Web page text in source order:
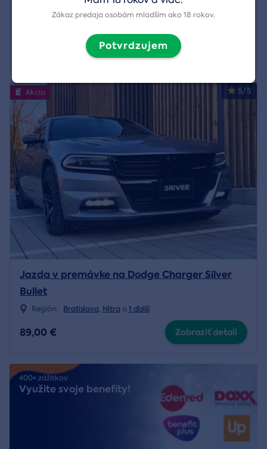
Región: Slávnica Streda nad Bodrogom a7 ďalších
Zobraziť detail
5/5
Akcia
Jazda v premávke na Dodge Charger Silver
Bullet
Región: Bratislava, Nitra a 1 ďalší
89,00 € Zobraziť detail
400+ zážitkov
Využite svoje benefity!
Zákaz predaja osobám mladším ako 18 rokov.
Potvrdzujem